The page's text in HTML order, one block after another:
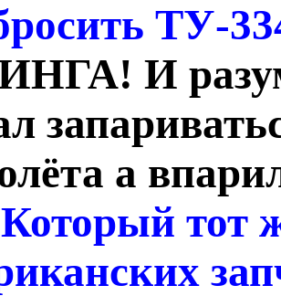
ТУ-
И
а
Который тот